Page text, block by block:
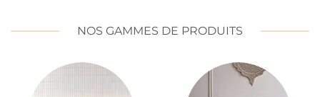
NOS GAMMES DE PRODUITS